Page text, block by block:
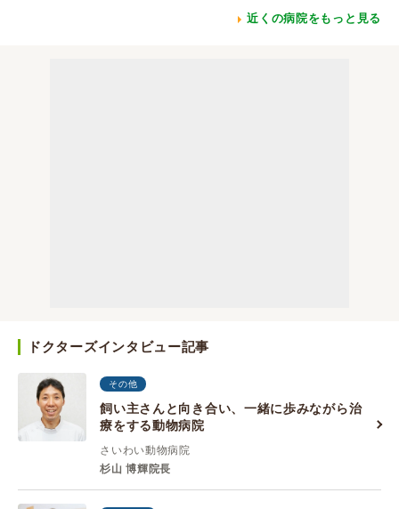
近くの病院をもっと見る
ドクターズインタビュー記事
その他
飼い主さんと向き合い、一緒に歩みながら治
療をする動物病院
さいわい動物病院
杉山 博輝院長